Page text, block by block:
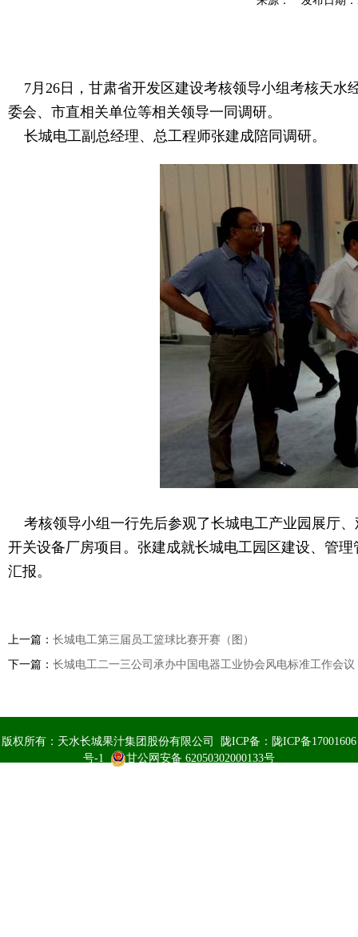
7月26日，甘肃省开发区建设考核领导小组考核天水
委会、市直相关单位等相关领导一同调研。
长城电工副总经理、总工程师张建成陪同调研。
考核领导小组一行先后参观了长城电工产业园展厅
开关设备厂房项目。张建成就长城电工园区建设、管
汇报。
上一篇： 长城电工第三届员工篮球比赛开赛（图）
下一篇： 长城电工二一三公司承办中国电器工业协会风电标准工作会议
版权所有：天水长城果汁集团股份有限公司 陇ICP备： 陇ICP备17001606
号-1
甘公网安备 62050302000133号